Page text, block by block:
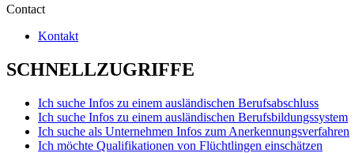
Contact
Kontakt
SCHNELLZUGRIFFE
Ich suche Infos zu einem ausländischen Berufsabschluss
Ich suche Infos zu einem ausländischen Berufsbildungssystem
Ich suche als Unternehmen Infos zum Anerkennungsverfahren
Ich möchte Qualifikationen von Flüchtlingen einschätzen